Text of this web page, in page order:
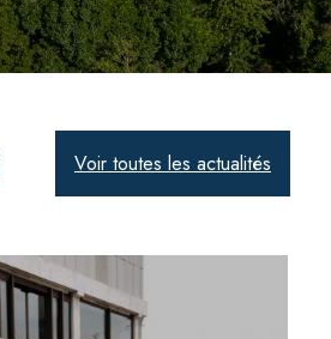
Voir toutes les actualités